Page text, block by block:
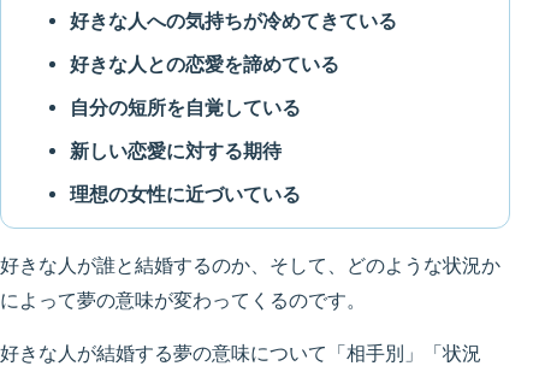
好きな人への気持ちが冷めてきている
好きな人との恋愛を諦めている
自分の短所を自覚している
新しい恋愛に対する期待
理想の女性に近づいている
好きな人が誰と結婚するのか、そして、どのような状況か
によって夢の意味が変わってくるのです。
好きな人が結婚する夢の意味について「相手別」「状況